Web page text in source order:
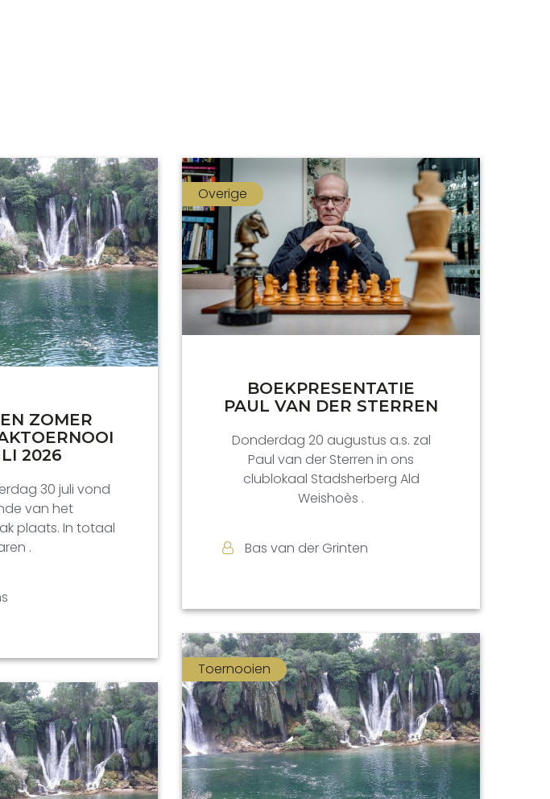
ZOMER
2026
30 juli vond
van het
plaats. In totaal
.
Overige
BOEKPRESENTATIE
PAUL VAN DER STERREN
Donderdag 20 augustus a.s. zal
Paul van der Sterren in ons
clublokaal Stadsherberg Ald
Weishoès .
Bas van der Grinten
Toernooien